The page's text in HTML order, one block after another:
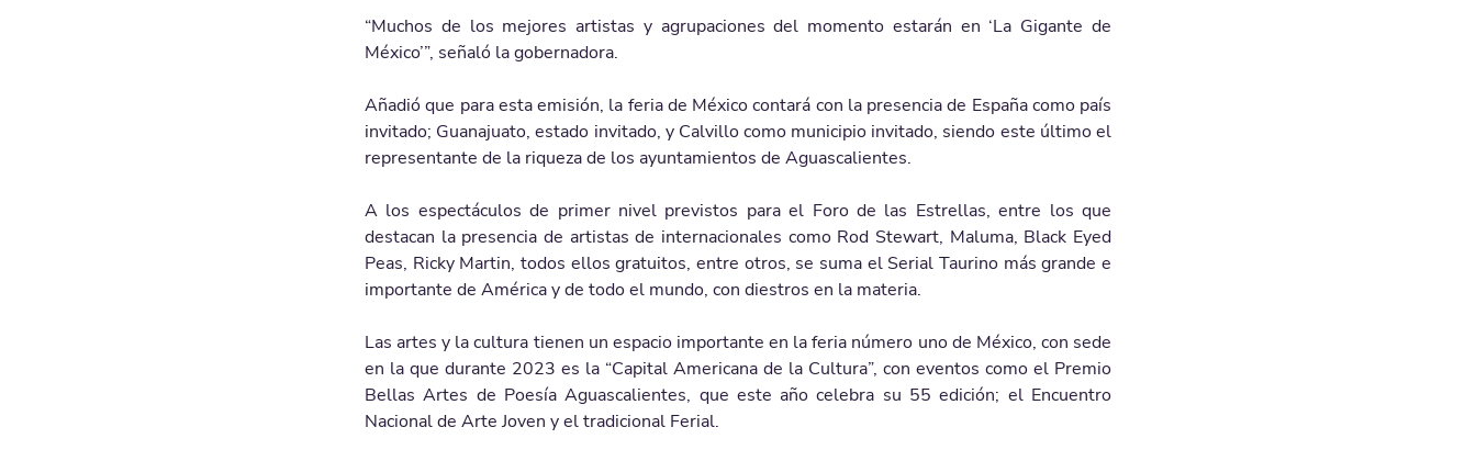
“Muchos de los mejores artistas y agrupaciones del momento estarán en ‘La Gigante de
México’”, señaló la gobernadora.
Añadió que para esta emisión, la feria de México contará con la presencia de España como país
invitado; Guanajuato, estado invitado, y Calvillo como municipio invitado, siendo este último el
representante de la riqueza de los ayuntamientos de Aguascalientes.
A los espectáculos de primer nivel previstos para el Foro de las Estrellas, entre los que
destacan la presencia de artistas de internacionales como Rod Stewart, Maluma, Black Eyed
Peas, Ricky Martin, todos ellos gratuitos, entre otros, se suma el Serial Taurino más grande e
importante de América y de todo el mundo, con diestros en la materia.
Las artes y la cultura tienen un espacio importante en la feria número uno de México, con sede
en la que durante 2023 es la “Capital Americana de la Cultura”, con eventos como el Premio
Bellas Artes de Poesía Aguascalientes, que este año celebra su 55 edición; el Encuentro
Nacional de Arte Joven y el tradicional Ferial.